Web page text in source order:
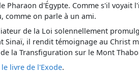
Pharaon d'Égypte. Comme s'il voyait
comme on parle à un ami.
de la Loi solennellement
Sinaï, il rendit témoignage au Christ
la Transfiguration sur le Mont
le livre de l'Exode.